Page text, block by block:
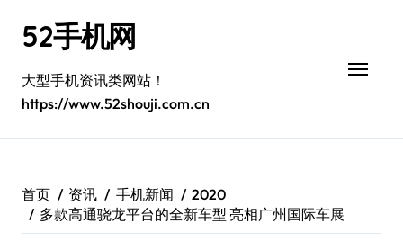
52手机网
大型手机资讯类网站！
https://www.52shouji.com.cn
首页 资讯 手机新闻
2020
多款高通骁龙平台的全新车型 亮相广州国际车展